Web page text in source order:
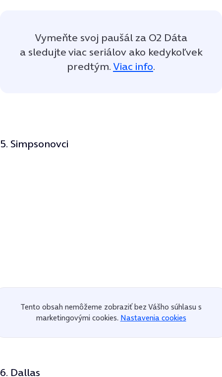
Vymeňte svoj paušál za O2 Dáta
a sledujte viac seriálov ako kedykoľvek
predtým. Viac info.
5. Simpsonovci
Tento obsah nemôžeme zobraziť bez Vášho súhlasu s
marketingovými cookies. Nastavenia cookies
6. Dallas